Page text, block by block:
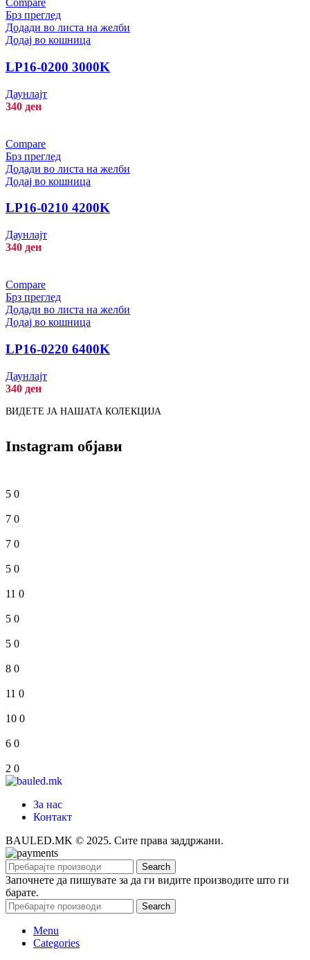
Compare
Брз преглед
Додади во листа на желби
Додај во кошница
LP16-0200 3000K
Даунлајт
340 ден
Compare
Брз преглед
Додади во листа на желби
Додај во кошница
LP16-0210 4200K
Даунлајт
340 ден
Compare
Брз преглед
Додади во листа на желби
Додај во кошница
LP16-0220 6400K
Даунлајт
340 ден
ВИДЕТЕ ЈА НАШАТА КОЛЕКЦИЈА
Instagram објави
5 0
7 0
7 0
5 0
11 0
5 0
5 0
8 0
11 0
10 0
6 0
2 0
За нас
Контакт
BAULED.MK © 2025. Сите права заддржани.
Search
Започнете да пишувате за да ги видите производите што ги
барате.
Search
Menu
Categories